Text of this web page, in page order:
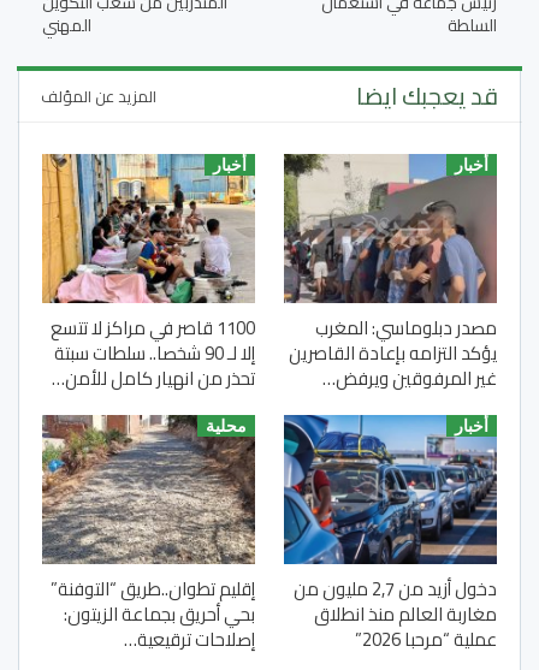
السلطة المهني
قد يعجبك ايضا المزيد عن المؤلف
أخبار
مصدر دبلوماسي: المغرب
يؤكد التزامه بإعادة القاصرين
غير المرفوقين ويرفض…
أخبار
1100 قاصر في مراكز لا تتسع
إلا لـ 90 شخصا.. سلطات سبتة
تحذر من انهيار كامل للأمن…
أخبار
دخول أزيد من 2,7 مليون من
مغاربة العالم منذ انطلاق
عملية “مرحبا 2026”
محلية
إقليم تطوان..طريق “التوفنة”
بحي أحريق بجماعة الزيتون:
إصلاحات ترقيعية…